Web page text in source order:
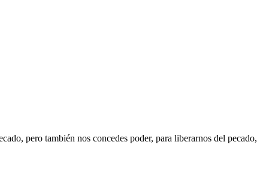
pero también nos concedes poder, para liberarnos del pecado,